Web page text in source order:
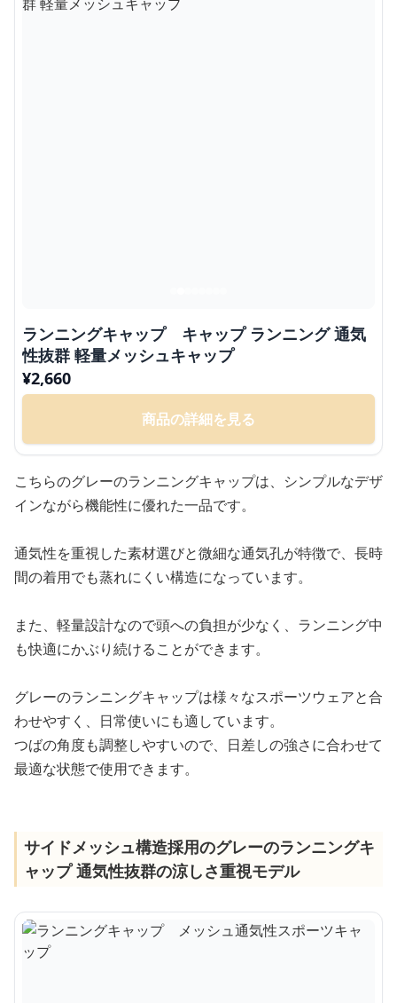
ランニングキャップ キャップ ランニング 通気
性抜群 軽量メッシュキャップ
¥2,660
商品の詳細を見る
こちらのグレーのランニングキャップは、シンプルなデザ
インながら機能性に優れた一品です。
通気性を重視した素材選びと微細な通気孔が特徴で、長時
間の着用でも蒸れにくい構造になっています。
また、軽量設計なので頭への負担が少なく、ランニング中
も快適にかぶり続けることができます。
グレーのランニングキャップは様々なスポーツウェアと合
わせやすく、日常使いにも適しています。
つばの角度も調整しやすいので、日差しの強さに合わせて
最適な状態で使用できます。
サイドメッシュ構造採用のグレーのランニングキ
ャップ 通気性抜群の涼しさ重視モデル